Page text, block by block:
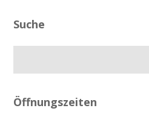
Suche
Öffnungszeiten